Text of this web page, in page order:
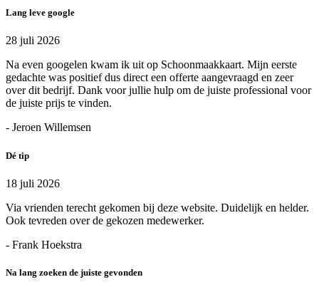
Lang leve google
28 juli 2026
Na even googelen kwam ik uit op Schoonmaakkaart. Mijn eerste
gedachte was positief dus direct een offerte aangevraagd en zeer
over dit bedrijf. Dank voor jullie hulp om de juiste professional voor
de juiste prijs te vinden.
- Jeroen Willemsen
Dé tip
18 juli 2026
Via vrienden terecht gekomen bij deze website. Duidelijk en helder.
Ook tevreden over de gekozen medewerker.
- Frank Hoekstra
Na lang zoeken de juiste gevonden